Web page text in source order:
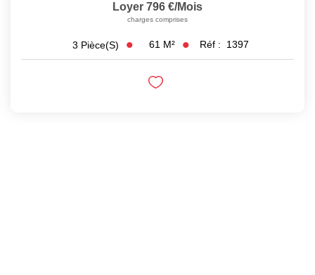
Loyer 796 €/mois
charges comprises
3 Pièce(s) 61 M² Réf : 1397